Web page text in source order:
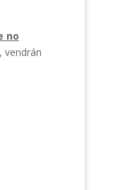
no
vendrán